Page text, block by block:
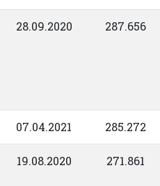
28.09.2020 287.656
07.04.2021 285.272
19.08.2020 271.861